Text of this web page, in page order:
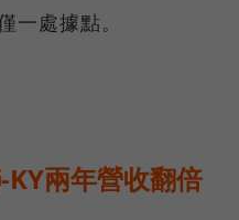
一處據點。
兩年營收翻倍